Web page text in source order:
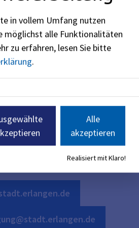
in vollem Umfang nutzen
möglichst alle Funktionalitäten
zu erfahren, lesen Sie bitte
.
Alle
akzeptieren
Realisiert mit Klaro!